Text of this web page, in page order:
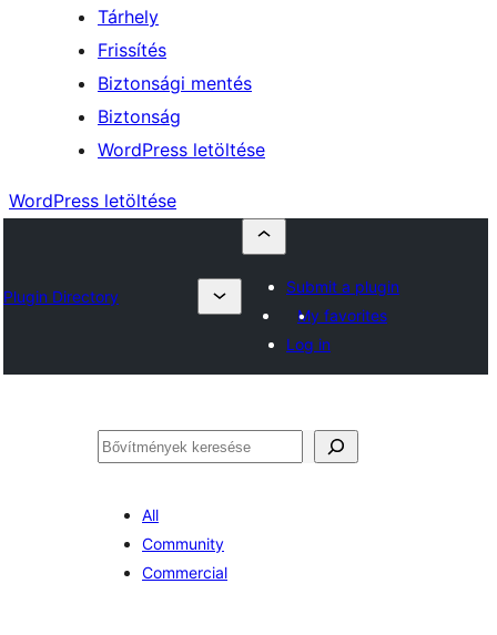
Tárhely
Frissítés
Biztonsági mentés
Biztonság
WordPress letöltése
WordPress letöltése
Plugin Directory
Submit a plugin
My favorites
Log in
Keresés
All
Community
Commercial